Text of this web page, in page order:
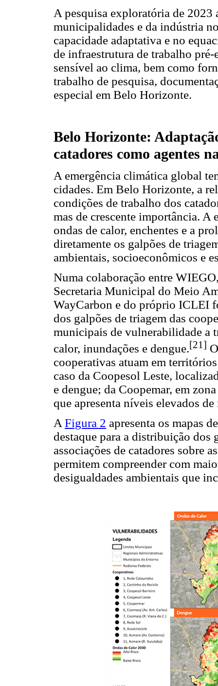
A pesquisa exploratória de 2023
municipalidades e da indústria
capacidade adaptativa e no
de infraestrutura de trabalho
sensível ao clima, bem como
trabalho de pesquisa,
especial em Belo Horizonte.
Belo Horizonte:
catadores como agentes
A emergência climática global
cidades. Em Belo Horizonte, a
condições de trabalho dos
mas de crescente importância. A
ondas de calor, enchentes e a
diretamente os galpões de
ambientais, socioeconômicos e
Numa colaboração entre
Secretaria Municipal do Meio
WayCarbon e do próprio ICLEI
dos galpões de triagem das
municipais de vulnerabilidade a
calor, inundações e dengue.[21]
cooperativas atuam em
caso da Coopesol Leste,
e dengue; da Coopemar, em
que apresenta níveis elevados
A Figura 2 apresenta os mapas
destaque para a distribuição dos
associações de catadores sobre
permitem compreender com
desigualdades ambientais que